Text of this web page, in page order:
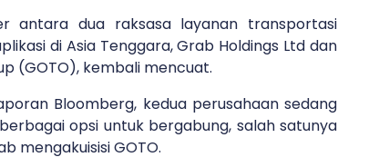
antara dua raksasa layanan transportasi
di Asia Tenggara, Grab Holdings Ltd dan
(GOTO), kembali mencuat.
Bloomberg, kedua perusahaan sedang
opsi untuk bergabung, salah satunya
mengakuisisi GOTO.